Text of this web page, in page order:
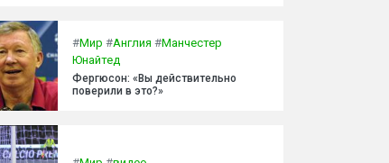
#Мир #Англия #Манчестер
Юнайтед
Фергюсон: «Вы действительно
поверили в это?»